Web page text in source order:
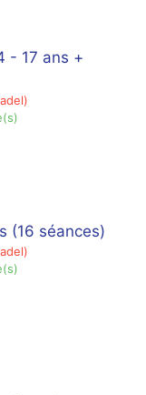
- 17 ans +
(16 séances)